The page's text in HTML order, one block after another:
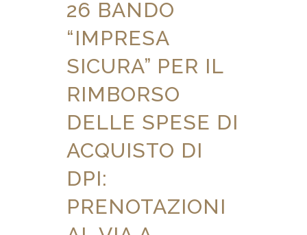
26 BANDO
“IMPRESA
SICURA” PER IL
RIMBORSO
DELLE SPESE DI
ACQUISTO DI
DPI:
PRENOTAZIONI